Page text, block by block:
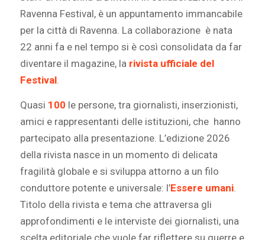
Ravenna Festival, è un appuntamento immancabile
per la città di Ravenna . La collaborazione è nata
22 anni fa e nel tempo si è così consolidata da far
diventare il magazine, la rivista ufficiale del
Festival.
Quasi 100 le persone, tra giornalisti, inserzionisti,
amici e rappresentanti delle istituzioni, che hanno
partecipato alla presentazione. L’edizione 2026
della rivista nasce in un momento di delicata
fragilità globale e si sviluppa attorno a un filo
conduttore potente e universale: l’Essere umani.
Titolo della rivista e tema che attraversa gli
approfondimenti e le interviste dei giornalisti, una